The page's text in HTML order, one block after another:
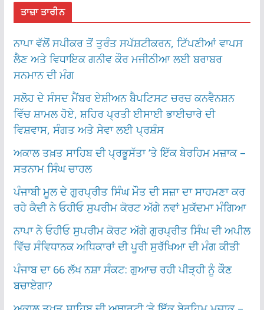
ਤਾਜ਼ਾ ਤਾਰੀਨ
ਨਾਪਾ ਵੱਲੋਂ ਸਪੀਕਰ ਤੋਂ ਤੁਰੰਤ ਸਪੱਸ਼ਟੀਕਰਨ, ਟਿੱਪਣੀਆਂ ਵਾਪਸ
ਲੈਣ ਅਤੇ ਵਿਧਾਇਕ ਗਨੀਵ ਕੌਰ ਮਜੀਠੀਆ ਲਈ ਬਰਾਬਰ
ਸਨਮਾਨ ਦੀ ਮੰਗ
ਸਲੋਹ ਦੇ ਸੰਸਦ ਮੈਂਬਰ ਏਸ਼ੀਅਨ ਬੈਪਟਿਸਟ ਚਰਚ ਕਨਵੈਨਸ਼ਨ
ਵਿੱਚ ਸ਼ਾਮਲ ਹੋਏ, ਸ਼ਹਿਰ ਪ੍ਰਤੀ ਈਸਾਈ ਭਾਈਚਾਰੇ ਦੀ
ਵਿਸ਼ਵਾਸ, ਸੰਗਤ ਅਤੇ ਸੇਵਾ ਲਈ ਪ੍ਰਸ਼ੰਸ
ਅਕਾਲ ਤਖ਼ਤ ਸਾਹਿਬ ਦੀ ਪ੍ਰਭੂਸੱਤਾ ‘ਤੇ ਇੱਕ ਬੇਰਹਿਮ ਮਜ਼ਾਕ –
ਸਤਨਾਮ ਸਿੰਘ ਚਾਹਲ
ਪੰਜਾਬੀ ਮੂਲ ਦੇ ਗੁਰਪ੍ਰੀਤ ਸਿੰਘ ਮੌਤ ਦੀ ਸਜ਼ਾ ਦਾ ਸਾਹਮਣਾ ਕਰ
ਰਹੇ ਕੈਦੀ ਨੇ ਓਹੀਓ ਸੁਪਰੀਮ ਕੋਰਟ ਅੱਗੇ ਨਵਾਂ ਮੁਕੱਦਮਾ ਮੰਗਿਆ
ਨਾਪਾ ਨੇ ਓਹੀਓ ਸੁਪਰੀਮ ਕੋਰਟ ਅੱਗੇ ਗੁਰਪ੍ਰੀਤ ਸਿੰਘ ਦੀ ਅਪੀਲ
ਵਿੱਚ ਸੰਵਿਧਾਨਕ ਅਧਿਕਾਰਾਂ ਦੀ ਪੂਰੀ ਸੁਰੱਖਿਆ ਦੀ ਮੰਗ ਕੀਤੀ
ਪੰਜਾਬ ਦਾ 66 ਲੱਖ ਨਸ਼ਾ ਸੰਕਟ: ਗੁਆਚ ਰਹੀ ਪੀੜ੍ਹੀ ਨੂੰ ਕੌਣ
ਬਚਾਏਗਾ?